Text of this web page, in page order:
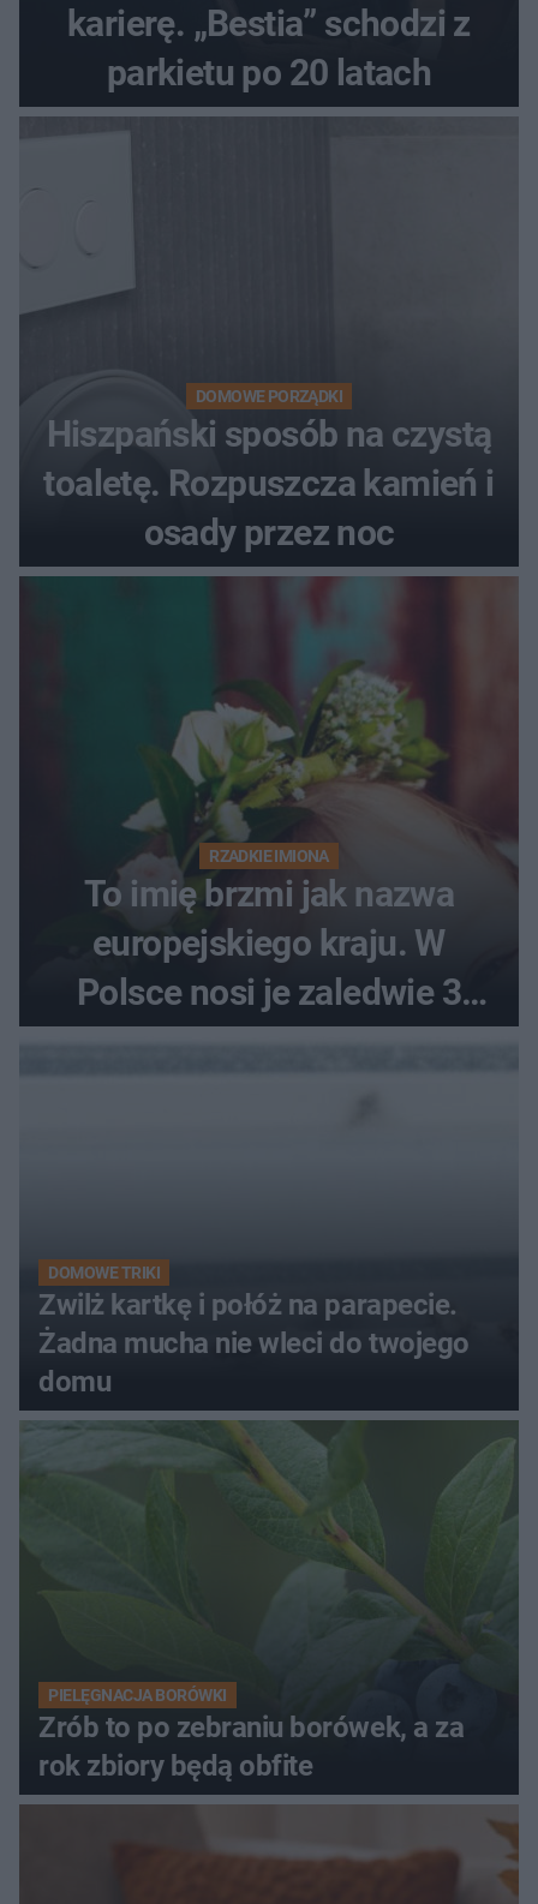
karierę. „Bestia” schodzi z
parkietu po 20 latach
DOMOWE PORZĄDKI
Hiszpański sposób na czystą
toaletę. Rozpuszcza kamień i
osady przez noc
RZADKIE IMIONA
To imię brzmi jak nazwa
europejskiego kraju. W
Polsce nosi je zaledwie 3
DOMOWE TRIKI
Zwilż kartkę i połóż na parapecie.
Żadna mucha nie wleci do twojego
domu
PIELĘGNACJA BORÓWKI
Zrób to po zebraniu borówek, a za
rok zbiory będą obfite